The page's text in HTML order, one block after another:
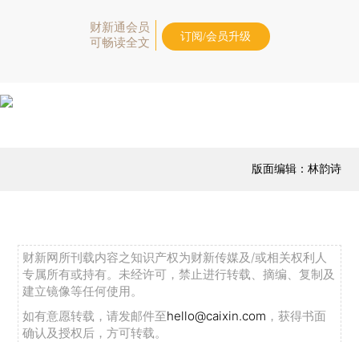
财新通会员
可畅读全文
订阅/会员升级
版面编辑：林韵诗
财新网所刊载内容之知识产权为财新传媒及/或相关权利人
专属所有或持有。未经许可，禁止进行转载、摘编、复制及
建立镜像等任何使用。
如有意愿转载，请发邮件至hello@caixin.com ，获得书面
确认及授权后，方可转载。